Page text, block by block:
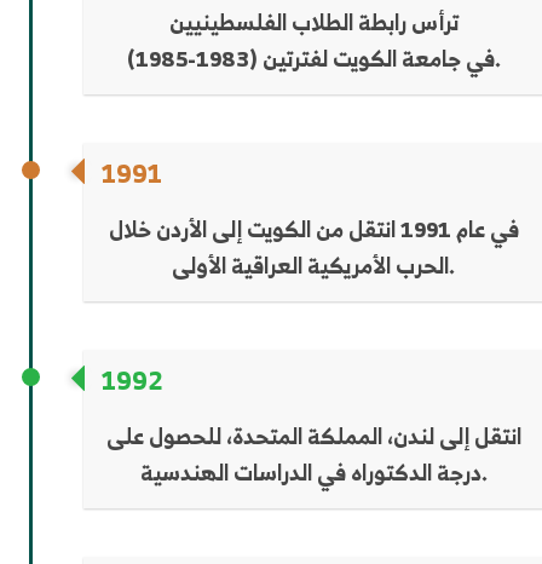
ترأس رابطة الطلاب الفلسطينيين
في جامعة الكويت لفترتين (1983-1985).
1991
في عام 1991 انتقل من الكويت إلى الأردن خلال
الحرب الأمريكية العراقية الأولى.
1992
انتقل إلى لندن، المملكة المتحدة، للحصول على
درجة الدكتوراه في الدراسات الهندسية.